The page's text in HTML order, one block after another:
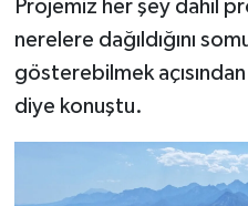
Projemiz her şey dahil
nerelere dağıldığını
gösterebilmek
diye konuştu.